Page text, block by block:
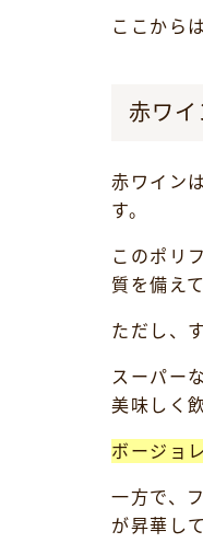
ここから
赤ワ
赤ワイン
す。
このポリ
質を備え
ただし、
スーパー
美味しく
ボージョ
一方で、
が昇華し